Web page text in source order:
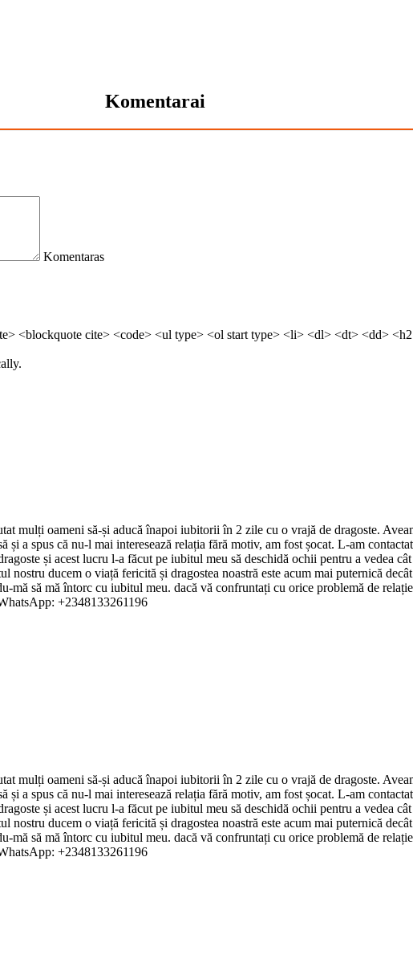
Komentarai
Komentaras
<blockquote cite> <code> <ul type> <ol start type> <li> <dl> <dt> <dd>
mulți oameni să-și aducă înapoi iubitorii în 2 zile cu o vrajă de dragoste.
și a spus că nu-l mai interesează relația fără motiv, am fost șocat. L-am
și acest lucru l-a făcut pe iubitul meu să deschidă ochii pentru a vedea
nostru ducem o viață fericită și dragostea noastră este acum mai puternică
mă să mă întorc cu iubitul meu. dacă vă confruntați cu orice problemă de
+2348133261196
mulți oameni să-și aducă înapoi iubitorii în 2 zile cu o vrajă de dragoste.
și a spus că nu-l mai interesează relația fără motiv, am fost șocat. L-am
și acest lucru l-a făcut pe iubitul meu să deschidă ochii pentru a vedea
nostru ducem o viață fericită și dragostea noastră este acum mai puternică
mă să mă întorc cu iubitul meu. dacă vă confruntați cu orice problemă de
+2348133261196